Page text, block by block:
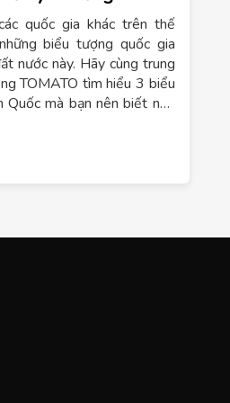
quốc gia khác trên thế
biểu tượng quốc gia
nước này. Hãy cùng trung
TOMATO tìm hiểu 3 biểu
mà bạn nên biết nếu